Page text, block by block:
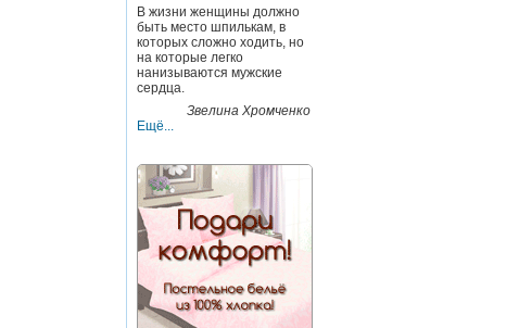
В жизни женщины должно
быть место шпилькам, в
которых сложно ходить, но
на которые легко
нанизываются мужские
сердца.
Звелина Хромченко
Ещё...